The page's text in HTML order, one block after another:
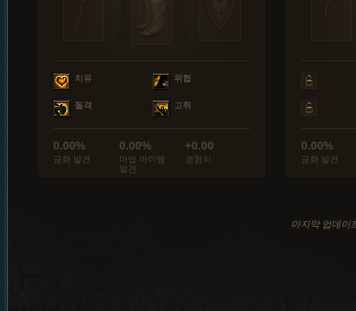
치유 위협
돌격 고취
0.00%
금화 발견
0.00%
마법 아이템
발견
+0.00
경험치
0.00%
금화 발견
마지막 업데이